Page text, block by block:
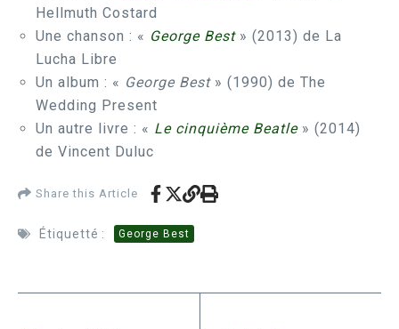
Hellmuth Costard
Une chanson : « George Best» (2013) de La
Lucha Libre
Un album : « George Best» (1990) de The
Wedding Present
Un autre livre : « Le cinquième Beatle» (2014)
de Vincent Duluc
Share this Article
Étiquetté : George Best